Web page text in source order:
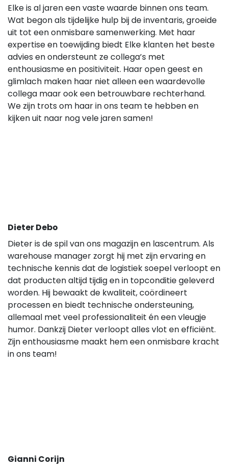
Elke is al jaren een vaste waarde binnen ons team.
Wat begon als tijdelijke hulp bij de inventaris, groeide
uit tot een onmisbare samenwerking. Met haar
expertise en toewijding biedt Elke klanten het beste
advies en ondersteunt ze collega’s met
enthousiasme en positiviteit. Haar open geest en
glimlach maken haar niet alleen een waardevolle
collega maar ook een betrouwbare rechterhand.
We zijn trots om haar in ons team te hebben en
kijken uit naar nog vele jaren samen!
Dieter Debo
Dieter is de spil van ons magazijn en lascentrum. Als
warehouse manager zorgt hij met zijn ervaring en
technische kennis dat de logistiek soepel verloopt en
dat producten altijd tijdig en in topconditie geleverd
worden. Hij bewaakt de kwaliteit, coördineert
processen en biedt technische ondersteuning,
allemaal met veel professionaliteit én een vleugje
humor. Dankzij Dieter verloopt alles vlot en efficiënt.
Zijn enthousiasme maakt hem een onmisbare kracht
in ons team!
Gianni Corijn